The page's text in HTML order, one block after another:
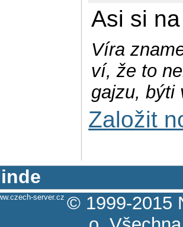
Asi si
Víra
ví, že to
gajzu, býti
Založit
server.cz © 1999-2015